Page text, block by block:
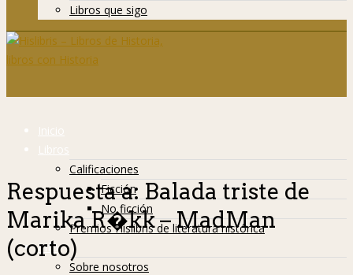
Libros que sigo
Inicio
Libros
Calificaciones
Ficción
No ficción
Premios Hislibris de literatura histórica
Info
Sobre nosotros
Respuesta a: Balada triste de
Marika R�kk – MadMan
(corto)